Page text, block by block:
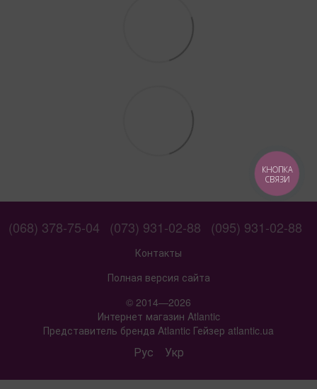
(068) 378-75-04 (073) 931-02-88 (095) 931-02-88
Контакты
Полная версия сайта
© 2014—2026
Интернет магазин Atlantic
Представитель бренда Atlantic Гейзер atlantic.ua
Рус Укр
КНОПКА
СВЯЗИ